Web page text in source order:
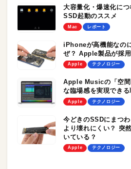
大容量化・爆速化に
SSD起動のススメ
Mac レポート
iPhoneが高機能なの
ぜ？ Apple製品が採
Apple テクノロジー
Apple Musicの「空間
な臨場感を実現できる
Apple テクノロジー
今どきのSSDにまつ
より壊れにくい？ 突
いている？
Apple テクノロジー